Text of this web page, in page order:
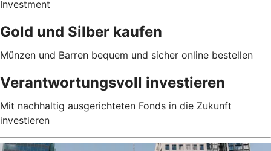
Investment
Gold und Silber kaufen
Münzen und Barren bequem und sicher online bestellen
Verantwortungsvoll investieren
Mit nachhaltig ausgerichteten Fonds in die Zukunft
investieren